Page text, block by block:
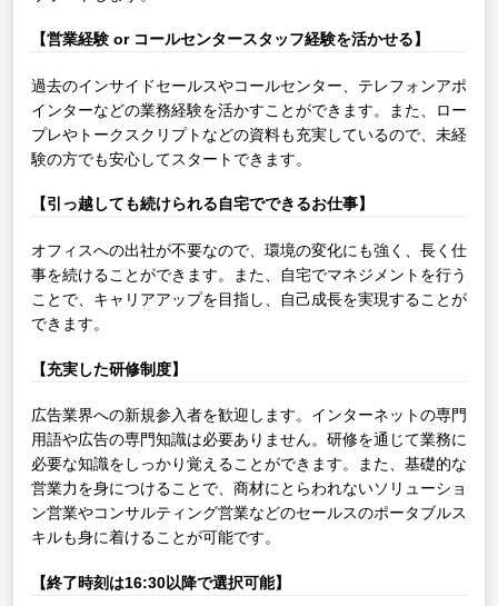
【営業経験 or コールセンタースタッフ経験を活かせる】
過去のインサイドセールスやコールセンター、テレフォンアポ
インターなどの業務経験を活かすことができます。また、ロー
プレやトークスクリプトなどの資料も充実しているので、未経
験の方でも安心してスタートできます。
【引っ越しても続けられる自宅でできるお仕事】
オフィスへの出社が不要なので、環境の変化にも強く、長く仕
事を続けることができます。また、自宅でマネジメントを行う
ことで、キャリアアップを目指し、自己成長を実現することが
できます。
【充実した研修制度】
広告業界への新規参入者を歓迎します。インターネットの専門
用語や広告の専門知識は必要ありません。研修を通じて業務に
必要な知識をしっかり覚えることができます。また、基礎的な
営業力を身につけることで、商材にとらわれないソリューショ
ン営業やコンサルティング営業などのセールスのポータブルス
キルも身に着けることが可能です。
【終了時刻は16:30以降で選択可能】